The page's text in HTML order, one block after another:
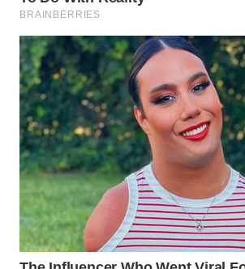
SURABAYA
WN
NATUNA
WN
BINTAN
WN
MANDALIKA
WN
LIKUPANG